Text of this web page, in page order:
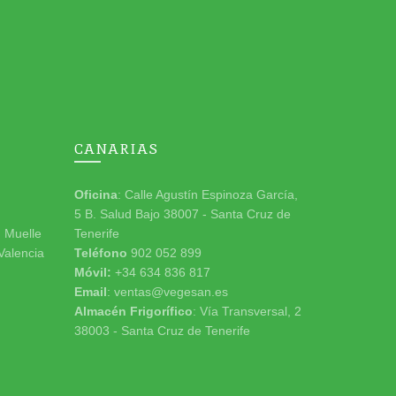
Muelle
CANARIAS
Oficina: Calle Agustín Espinoza García,
5 B. Salud Bajo 38007 - Santa Cruz de
Tenerife
Teléfono 902 052 899
Móvil: +34 634 836 817
Email: ventas@vegesan.es
Almacén Frigorífico: Vía Transversal, 2
38003 - Santa Cruz de Tenerife